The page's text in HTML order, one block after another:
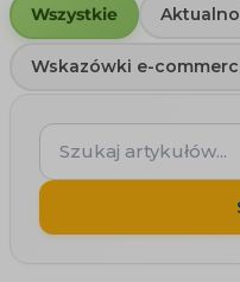
Wszystkie
Wskazówki e-
Szukaj
artykułów...